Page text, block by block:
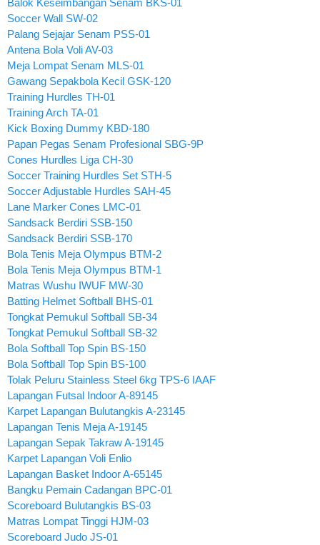
Soccer Wall SW-02
Palang Sejajar Senam PSS-01
Antena Bola Voli AV-03
Meja Lompat Senam MLS-01
Gawang Sepakbola Kecil GSK-120
Training Hurdles TH-01
Training Arch TA-01
Kick Boxing Dummy KBD-180
Papan Pegas Senam Profesional SBG-9P
Cones Hurdles Liga CH-30
Soccer Training Hurdles Set STH-5
Soccer Adjustable Hurdles SAH-45
Lane Marker Cones LMC-01
Sandsack Berdiri SSB-150
Sandsack Berdiri SSB-170
Bola Tenis Meja Olympus BTM-2
Bola Tenis Meja Olympus BTM-1
Matras Wushu IWUF MW-30
Batting Helmet Softball BHS-01
Tongkat Pemukul Softball SB-34
Tongkat Pemukul Softball SB-32
Bola Softball Top Spin BS-150
Bola Softball Top Spin BS-100
Tolak Peluru Stainless Steel 6kg TPS-6 IAAF
Lapangan Futsal Indoor A-89145
Karpet Lapangan Bulutangkis A-23145
Lapangan Tenis Meja A-19145
Lapangan Sepak Takraw A-19145
Karpet Lapangan Voli Enlio
Lapangan Basket Indoor A-65145
Bangku Pemain Cadangan BPC-01
Scoreboard Bulutangkis BS-03
Matras Lompat Tinggi HJM-03
Scoreboard Judo JS-01